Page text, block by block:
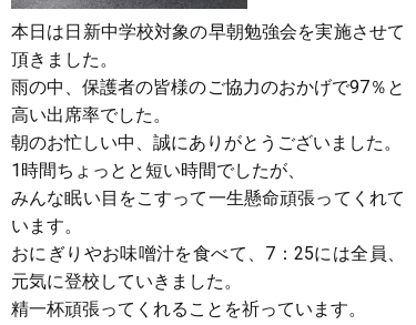
本日は日新中学校対象の早朝勉強会を実施させて
頂きました。
雨の中、保護者の皆様のご協力のおかげで97％と
高い出席率でした。
朝のお忙しい中、誠にありがとうございました。
1時間ちょっとと短い時間でしたが、
みんな眠い目をこすって一生懸命頑張ってくれて
います。
おにぎりやお味噌汁を食べて、7：25には全員、
元気に登校していきました。
精一杯頑張ってくれることを祈っています。